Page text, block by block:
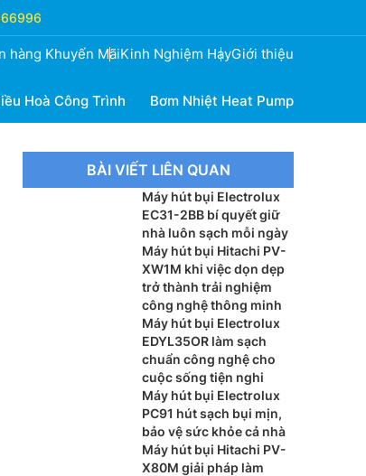
hàng Khuyến MãiKinh Nghiệm HayGiới thiệu
Hoà Công Trình Bơm Nhiệt Heat Pump
BÀI VIẾT LIÊN QUAN
Máy hút bụi Electrolux
EC31-2BB bí quyết giữ
nhà luôn sạch mỗi ngày
Máy hút bụi Hitachi PV-
XW1M khi việc dọn dẹp
trở thành trải nghiệm
công nghệ thông minh
Máy hút bụi Electrolux
EDYL35OR làm sạch
chuẩn công nghệ cho
cuộc sống tiện nghi
Máy hút bụi Electrolux
PC91 hút sạch bụi mịn,
bảo vệ sức khỏe cả nhà
Máy hút bụi Hitachi PV-
X80M giải pháp làm